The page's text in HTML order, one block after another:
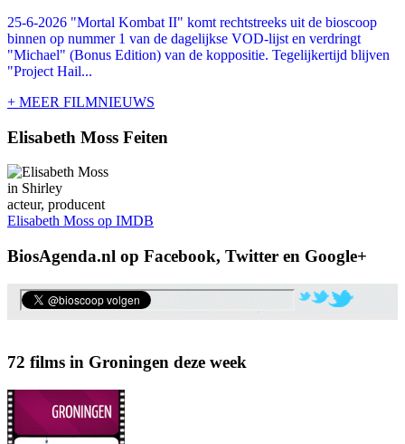
25-6-2026 "Mortal Kombat II" komt rechtstreeks uit de bioscoop
binnen op nummer 1 van de dagelijkse VOD-lijst en verdringt
"Michael" (Bonus Edition) van de koppositie. Tegelijkertijd blijven
"Project Hail...
+ MEER FILMNIEUWS
Elisabeth Moss Feiten
acteur, producent
Elisabeth Moss op IMDB
BiosAgenda.nl op Facebook, Twitter en Google+
72 films in Groningen deze week